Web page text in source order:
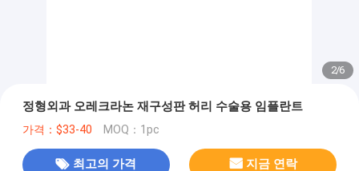
2/6
정형외과 오레크라논 재구성판 허리 수술용 임플란트
가격：$33-40 MOQ：1pc
최고의 가격 지금 연락